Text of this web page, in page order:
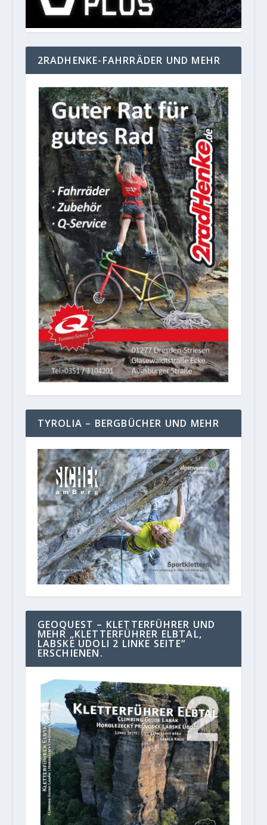
2RADHENKE-FAHRRÄDER UND MEHR
TYROLIA – BERGBÜCHER UND MEHR
GEOQUEST – KLETTERFÜHRER UND
MEHR „KLETTERFÜHRER ELBTAL,
LABSKE UDOLI 2 LINKE SEITE“
ERSCHIENEN.